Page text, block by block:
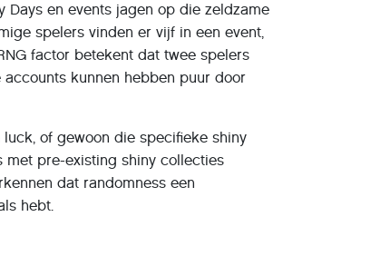
Days en events jagen op die zeldzame
spelers vinden er vijf in een event,
factor betekent dat twee spelers
kunnen hebben puur door
of gewoon die specifieke shiny
met pre-existing shiny collecties
dat randomness een
hebt.